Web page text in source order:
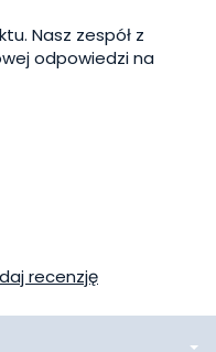
Nasz zespół z
odpowiedzi na
recenzję